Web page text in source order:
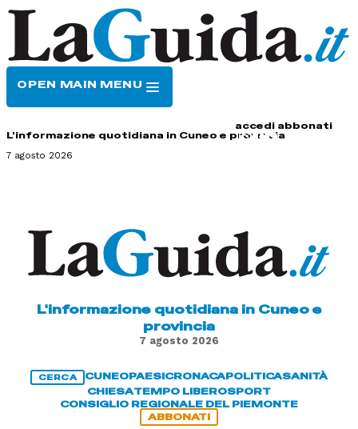
OPEN MAIN MENU
accedi abbonati
L'informazione quotidiana in Cuneo e provincia
7 agosto 2026
L'informazione quotidiana in Cuneo e
provincia
7 agosto 2026
CERCA CUNEOPAESICRONACAPOLITICASANITÀ
CHIESATEMPO LIBEROSPORT
CONSIGLIO REGIONALE DEL PIEMONTE
ABBONATI